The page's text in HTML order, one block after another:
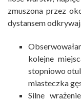
zmuszona przez
dystansem
kolejne
stopniowo
miasteczka
Silne